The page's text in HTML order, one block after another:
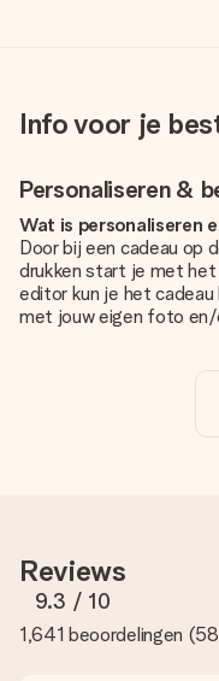
Info voor je
Personaliseren &
Wat is personaliseren
Door bij een cadeau op
drukken start je met het
editor kun je het cadeau
met jouw eigen foto
Is personalisatie in de
De prijs die op de
te gebruiken. Als je niet
foto, neem dan contact
je foto mee met het
de kwaliteit dan voor je
Reviews
9.3 / 10
1,641 beoordelingen (